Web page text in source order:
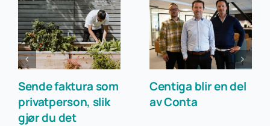
Sende faktura som
privatperson, slik
gjør du det
Centiga blir en del
av Conta